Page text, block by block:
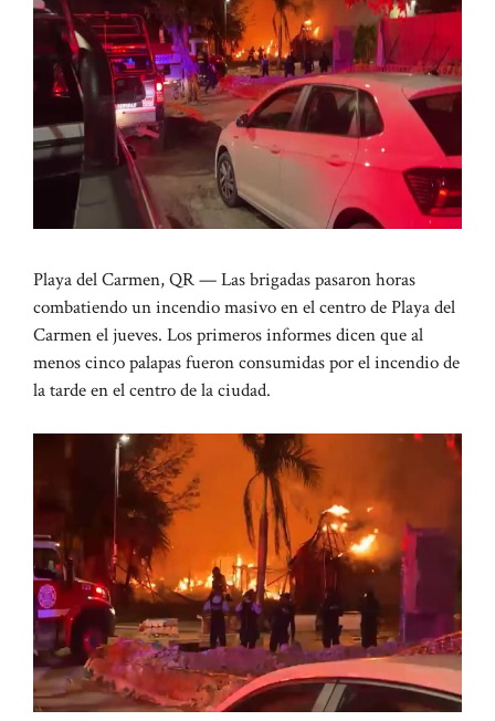
Playa del Carmen, QR — Las brigadas pasaron horas
combatiendo un incendio masivo en el centro de Playa del
Carmen el jueves. Los primeros informes dicen que al
menos cinco palapas fueron consumidas por el incendio de
la tarde en el centro de la ciudad.